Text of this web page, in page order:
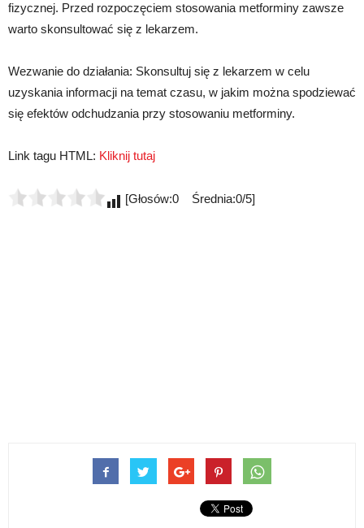
fizycznej. Przed rozpoczęciem stosowania metforminy zawsze
warto skonsultować się z lekarzem.
Wezwanie do działania: Skonsultuj się z lekarzem w celu
uzyskania informacji na temat czasu, w jakim można spodziewać
się efektów odchudzania przy stosowaniu metforminy.
Link tagu HTML: Kliknij tutaj
[Głosów:0 Średnia:0/5]